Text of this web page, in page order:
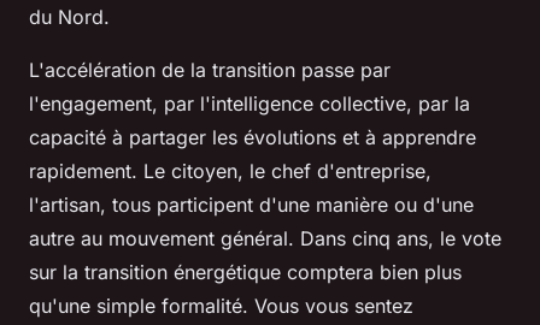
du Nord.
L'accélération de la transition passe par
l'engagement, par l'intelligence collective, par la
capacité à partager les évolutions et à apprendre
rapidement. Le citoyen, le chef d'entreprise,
l'artisan, tous participent d'une manière ou d'une
autre au mouvement général. Dans cinq ans, le vote
sur la transition énergétique comptera bien plus
qu'une simple formalité. Vous vous sentez